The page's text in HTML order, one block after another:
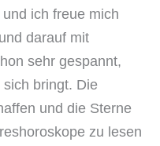
ich freue mich
darauf mit
sehr gespannt,
bringt. Die
und die Sterne
zu lesen